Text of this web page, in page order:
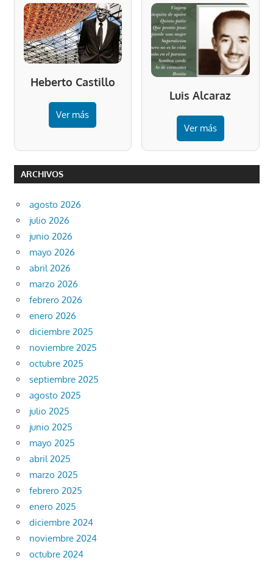
Heberto Castillo
Ver más
Luis Alcaraz
Ver más
ARCHIVOS
agosto 2026
julio 2026
junio 2026
mayo 2026
abril 2026
marzo 2026
febrero 2026
enero 2026
diciembre 2025
noviembre 2025
octubre 2025
septiembre 2025
agosto 2025
julio 2025
junio 2025
mayo 2025
abril 2025
marzo 2025
febrero 2025
enero 2025
diciembre 2024
noviembre 2024
octubre 2024